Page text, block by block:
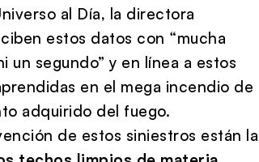
al Día, la directora
estos datos con “mucha
un segundo” y en línea a estos
en el mega incendio de
adquirido del fuego.
de estos siniestros están la